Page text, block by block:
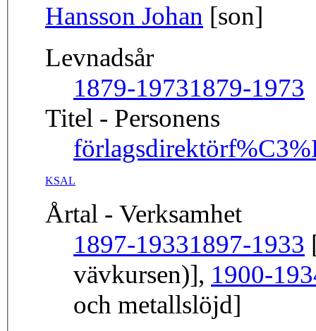
Hansson Johan [son]
Levnadsår
1879-19731879-1973
Titel - Personens
förlagsdirektör
KSAL
Årtal - Verksamhet
1897-19331897-1933
vävkursen)], 1900-
och metallslöjd]